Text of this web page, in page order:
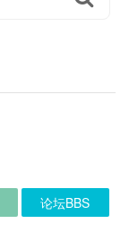
论坛BBS